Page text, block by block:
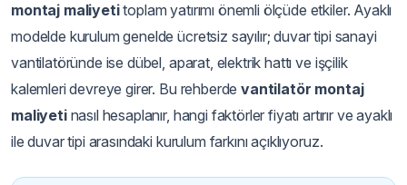
montaj maliyetitoplam yatırımı önemli ölçüde etkiler. Ayaklı
modelde kurulum genelde ücretsiz sayılır; duvar tipi sanayi
vantilatöründe ise dübel, aparat, elektrik hattı ve işçilik
kalemleri devreye girer. Bu rehberdevantilatör montaj
maliyetinasıl hesaplanır, hangi faktörler fiyatı artırır ve ayaklı
ile duvar tipi arasındaki kurulum farkını açıklıyoruz.